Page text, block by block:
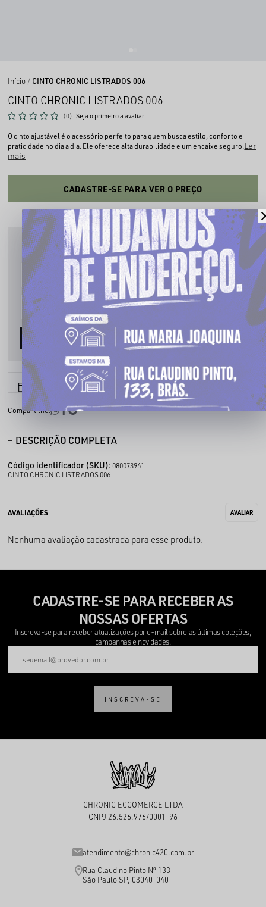
Início CINTO CHRONIC LISTRADOS 006
CINTO CHRONIC LISTRADOS 006
(0) Seja o primeiro a avaliar
O cinto ajustável é o acessório perfeito para quem busca estilo, conforto e
praticidade no dia a dia. Ele oferece alta durabilidade e um encaixe seguro.Ler
mais
CADASTRE-SE PARA VER O PREÇO
PRODUTO INDISPONÍVEL
Cadastre seu email que te avisaremos quando estiver disponível:
AVISE-ME
Parcele em até6x sem juros
Compartilhe:
DESCRIÇÃO COMPLETA
Código identificador (SKU): 080073961
CINTO CHRONIC LISTRADOS 006
Nenhuma avaliação cadastrada para esse produto.
CADASTRE-SE PARA RECEBER AS
NOSSAS OFERTAS
Inscreva-se para receber atualizações por e-mail sobre as últimas coleções,
campanhas e novidades.
INSCREVA-SE
CHRONIC ECCOMERCE LTDA
CNPJ 26.526.976/0001-96
atendimento@chronic420.com.br
Rua Claudino Pinto Nº 133
São Paulo SP, 03040-040